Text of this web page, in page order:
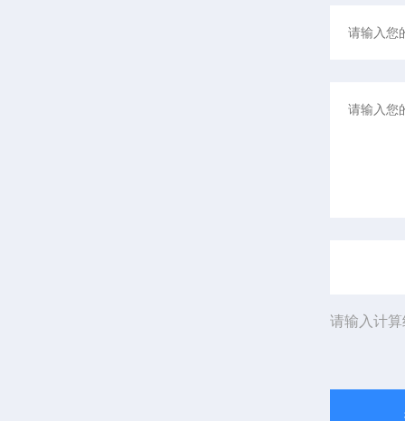
请输入计